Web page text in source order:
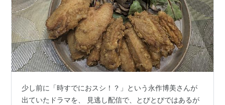
少し前に「時すでにおスシ！？」という永作博美さんが
出ていたドラマを、 見逃し配信で、とびとびではあるが